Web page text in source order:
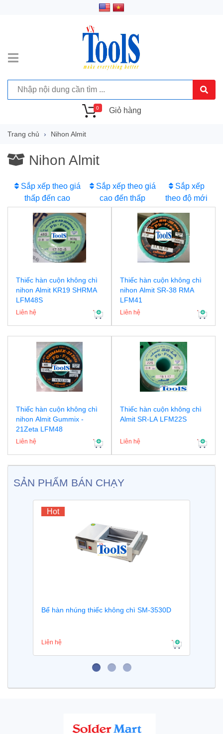
0 Giỏ hàng
Trang chủ Nihon Almit
Nihon Almit
Sắp xếp theo giá
thấp đến cao
Sắp xếp theo giá
cao đến thấp
Sắp xếp
theo độ mới
Thiếc hàn cuộn không chì
nihon Almit KR19 SHRMA
LFM48S
Liên hệ
Thiếc hàn cuộn không chì
nihon Almit SR-38 RMA
LFM41
Liên hệ
Thiếc hàn cuộn không chì
nihon Almit Gummix -
21Zeta LFM48
Liên hệ
Thiếc hàn cuộn không chì
Almit SR-LA LFM22S
Liên hệ
SẢN PHẨM BÁN CHẠY
chì SM-3530D
Thiếc hàn cuộn không chì